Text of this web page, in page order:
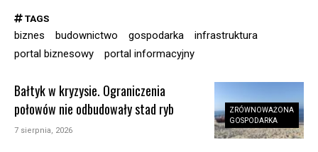
TAGS
biznes budownictwo gospodarka
infrastruktura
portal biznesowy
portal informacyjny
ZRÓWNOWAŻONA
GOSPODARKA
Bałtyk w kryzysie. Ograniczenia
połowów nie odbudowały stad ryb
7 sierpnia, 2026